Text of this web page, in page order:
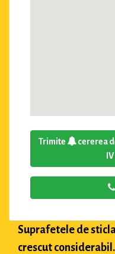
Trimite
cererea
Suprafetele de
crescut